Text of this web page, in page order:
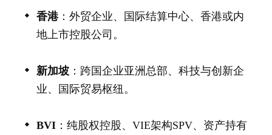
香港：外贸企业、国际结算中心、香港或内
地上市控股公司。
新加坡：跨国企业亚洲总部、科技与创新企
业、国际贸易枢纽。
BVI：纯股权控股、VIE架构SPV、资产持有